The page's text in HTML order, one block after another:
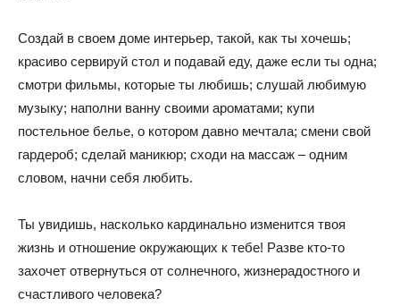
Создай в своем доме интерьер, такой, как ты хочешь;
красиво сервируй стол и подавай еду, даже если ты одна;
смотри фильмы, которые ты любишь; слушай любимую
музыку; наполни ванну своими ароматами; купи
постельное белье, о котором давно мечтала; смени свой
гардероб; сделай маникюр; сходи на массаж – одним
словом, начни себя любить.
Ты увидишь, насколько кардинально изменится твоя
жизнь и отношение окружающих к тебе! Разве кто-то
захочет отвернуться от солнечного, жизнерадостного и
счастливого человека?